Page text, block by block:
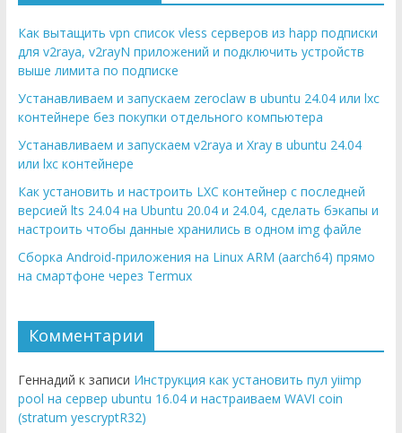
Как вытащить vpn список vless серверов из happ подписки
для v2raya, v2rayN приложений и подключить устройств
выше лимита по подписке
Устанавливаем и запускаем zeroclaw в ubuntu 24.04 или lxc
контейнере без покупки отдельного компьютера
Устанавливаем и запускаем v2raya и Xray в ubuntu 24.04
или lxc контейнере
Как установить и настроить LXC контейнер с последней
версией lts 24.04 на Ubuntu 20.04 и 24.04, сделать бэкапы и
настроить чтобы данные хранились в одном img файле
Сборка Android-приложения на Linux ARM (aarch64) прямо
на смартфоне через Termux
Комментарии
Геннадий к записи Инструкция как установить пул yiimp
pool на сервер ubuntu 16.04 и настраиваем WAVI coin
(stratum yescryptR32)